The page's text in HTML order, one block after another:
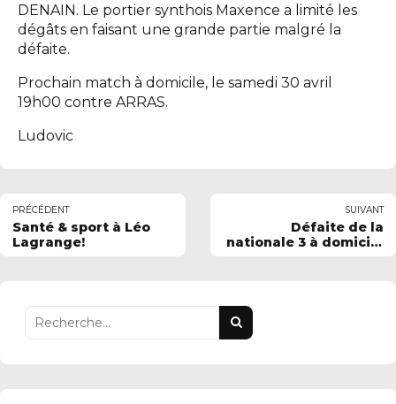
DENAIN. Le portier synthois Maxence a limité les
dégâts en faisant une grande partie malgré la
défaite.
Prochain match à domicile, le samedi 30 avril
19h00 contre ARRAS.
Ludovic
PRÉCÉDENT
Santé & sport à Léo
Lagrange!
SUIVANT
Défaite de la
nationale 3 à domicile